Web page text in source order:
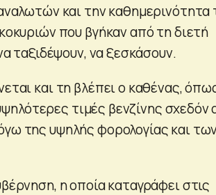
και την καθημερινότητα
που βγήκαν από τη διετή
ταξιδέψουν, να ξεσκάσουν.
και τη βλέπει ο καθένας,
τιμές βενζίνης σχεδόν
της υψηλής φορολογίας και
η οποία καταγράφει στις